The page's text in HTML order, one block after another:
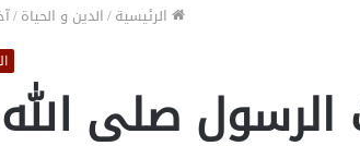
الرئيسية/الدين و الحياة/
الرسول صلى